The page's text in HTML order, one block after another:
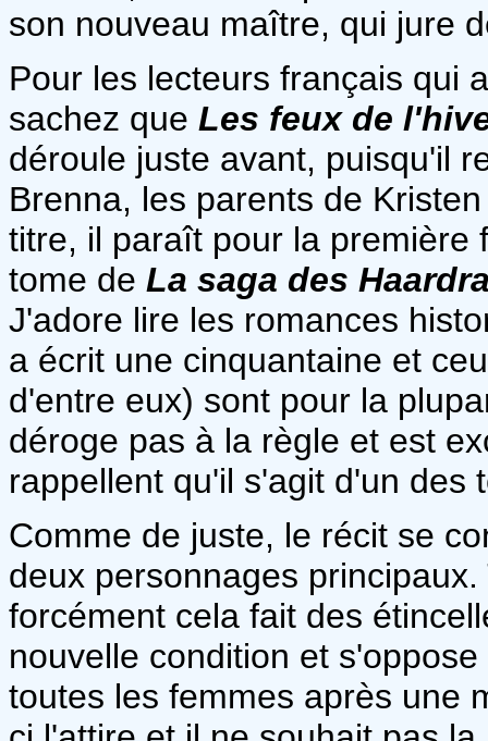
son nouveau maître, qui jure
Pour les lecteurs français qui
sachez que Les feux de
déroule juste avant, puisqu'il
Brenna, les parents de
titre, il paraît pour la première
tome de La saga des
J'adore lire les romances
a écrit une cinquantaine et
d'entre eux) sont pour la
déroge pas à la règle et est
rappellent qu'il s'agit d'un des
Comme de juste, le récit se
deux personnages
forcément cela fait des
nouvelle condition et
toutes les femmes après une